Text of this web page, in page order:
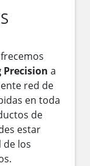
Precision a
red de
en toda
de
estar
de los